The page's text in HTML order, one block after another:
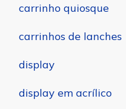
carrinho quiosque
carrinhos de lanches
display
display em acrílico